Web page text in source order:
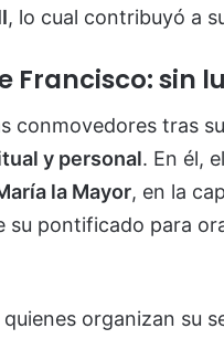
, lo cual contribuyó a
Francisco: sin
conmovedores tras
y personal. En él,
la Mayor, en la
pontificado para
organizan su